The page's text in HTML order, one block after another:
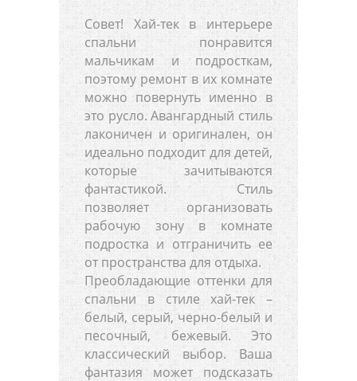
Совет! Хай-тек в интерьере
спальни понравится
мальчикам и подросткам,
поэтому ремонт в их комнате
можно повернуть именно в
это русло. Авангардный стиль
лаконичен и оригинален, он
идеально подходит для детей,
которые зачитываются
фантастикой. Стиль
позволяет организовать
рабочую зону в комнате
подростка и отграничить ее
от пространства для отдыха.
Преобладающие оттенки для
спальни в стиле хай-тек –
белый, серый, черно-белый и
песочный, бежевый. Это
классический выбор. Ваша
фантазия может подсказать